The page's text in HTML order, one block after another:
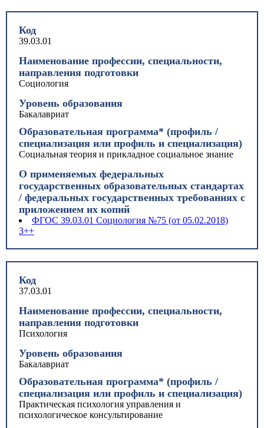
Код
39.03.01
Наименование профессии, специальности,
направления подготовки
Социология
Уровень образования
Бакалавриат
Образовательная программа* (профиль /
специализация или профиль и специализация)
Социальная теория и прикладное социальное знание
О применяемых федеральных
государственных образовательных стандартах
/ федеральных государственных требованиях с
приложением их копий
ФГОС 39.03.01 Социология №75 (от 05.02.2018)
3++
Код
37.03.01
Наименование профессии, специальности,
направления подготовки
Психология
Уровень образования
Бакалавриат
Образовательная программа* (профиль /
специализация или профиль и специализация)
Практическая психология управления и
психологическое консультирование